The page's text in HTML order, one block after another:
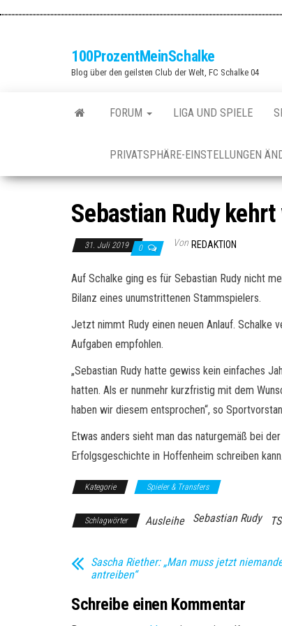
100ProzentMeinSchalke
Blog über den geilsten Club der Welt, FC Schalke 04
FORUM LIGA UND SPIELE
PRIVATSPHÄRE-EINSTELLUNGEN
Sebastian Rudy
31. Juli 2019 0 Von REDAKTION
Auf Schalke ging es für Sebastian Rudy nicht
Bilanz eines unumstrittenen Stammspielers.
Jetzt nimmt Rudy einen neuen Anlauf.
Aufgaben empfohlen.
„Sebastian Rudy hatte gewiss kein einfaches
hatten. Als er nunmehr kurzfristig mit dem
haben wir diesem entsprochen“, so
Etwas anders sieht man das naturgemäß bei
Erfolgsgeschichte in Hoffenheim schreiben
Kategorie Spieler & Transfers
Schlagwörter Ausleihe Sebastian Rudy
Sascha Riether: „Man muss jetzt
antreiben“
Schreibe einen Kommentar